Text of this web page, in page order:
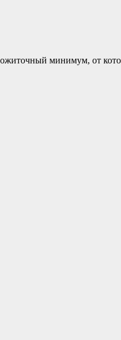
минимум, от